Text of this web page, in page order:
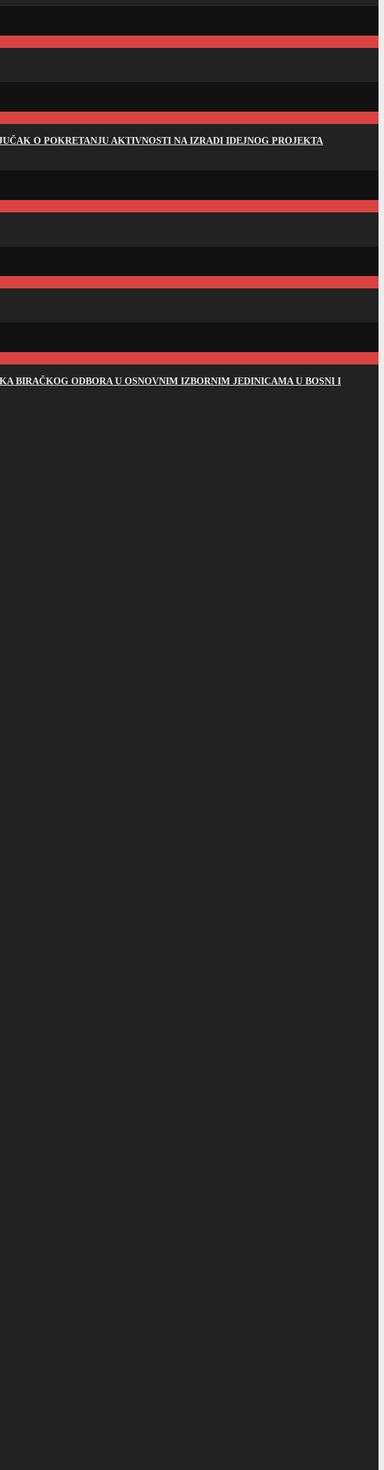
O POKRETANJU AKTIVNOSTI NA IZRADI IDEJNOG PROJEKTA
BIRAČKOG ODBORA U OSNOVNIM IZBORNIM JEDINICAMA U BOSNI I